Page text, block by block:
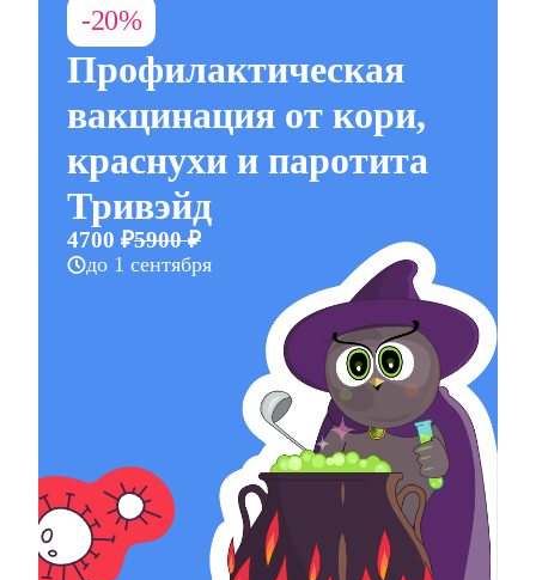
-20%
Профилактическая
вакцинация от кори,
краснухи и паротита
Тривэйд
4700 ₽5900 ₽
до 1 сентября